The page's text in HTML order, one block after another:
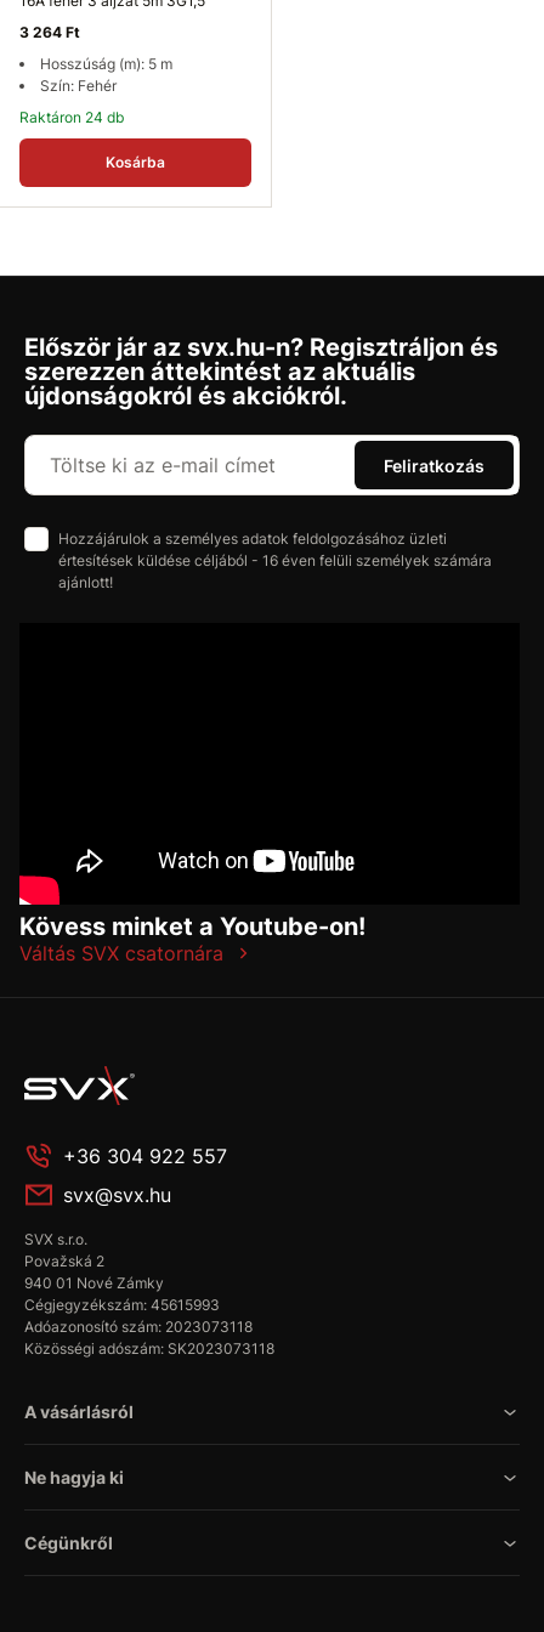
3 264 Ft
Hosszúság (m): 5 m
Szín: Fehér
Raktáron 24 db
Kosárba
Először jár az svx.hu-n? Regisztráljon és
szerezzen áttekintést az aktuális
újdonságokról és akciókról.
Feliratkozás
Hozzájárulok a személyes adatok feldolgozásához üzleti
értesítések küldése céljából - 16 éven felüli személyek számára
ajánlott!
Kövess minket a Youtube-on!
Váltás SVX csatornára
+36 304 922 557
svx@svx.hu
SVX s.r.o.
Považská 2
940 01 Nové Zámky
Cégjegyzékszám: 45615993
Adóazonosító szám: 2023073118
Közösségi adószám: SK2023073118
A vásárlásról
Ne hagyja ki
Cégünkről